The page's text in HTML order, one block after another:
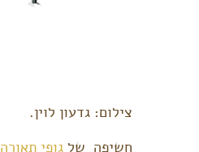
צילום: גדעון לוין.
חשיפה של גופי תאורה